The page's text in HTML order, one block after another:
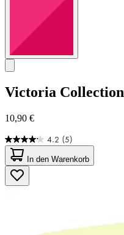
Victoria Collection
10,90 €
4.2 (5)
4.2
von
5
Sternen.
5
In den Warenkorb